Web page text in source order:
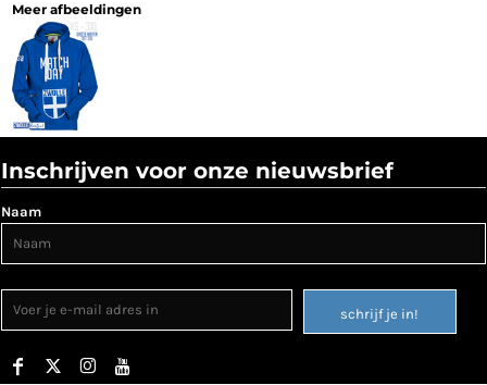
Meer afbeeldingen
Inschrijven voor onze nieuwsbrief
Naam
schrijf je in!